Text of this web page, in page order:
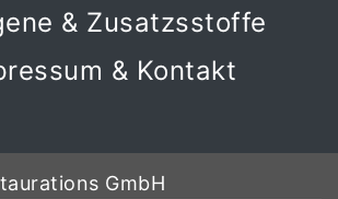
& Zusatzsstoffe
& Kontakt
GmbH